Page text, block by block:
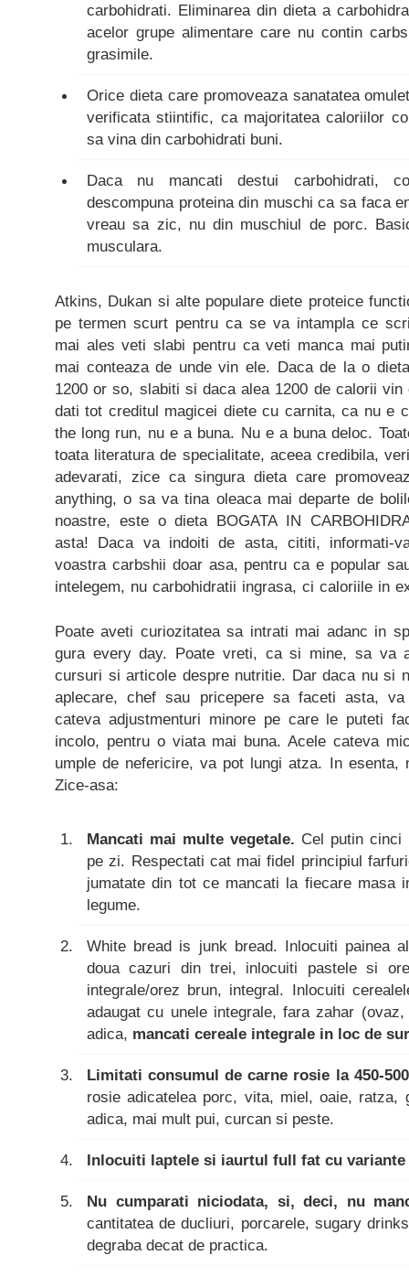
carbohidrati. Eliminarea din dieta a
acelor grupe alimentare care nu contin
grasimile.
Orice dieta care promoveaza sanatatea
verificata stiintific, ca majoritatea caloriilor
sa vina din carbohidrati buni.
Daca nu mancati destui carbohidrati,
descompuna proteina din muschi ca sa faca
vreau sa zic, nu din muschiul de porc.
musculara.
Atkins, Dukan si alte populare diete proteice
pe termen scurt pentru ca se va intampla ce
mai ales veti slabi pentru ca veti manca mai
mai conteaza de unde vin ele. Daca de la o
1200 or so, slabiti si daca alea 1200 de calorii
dati tot creditul magicei diete cu carnita, ca nu e
the long run, nu e a buna. Nu e a buna deloc.
toata literatura de specialitate, aceea credibila,
adevarati, zice ca singura dieta care
anything, o sa va tina oleaca mai departe de
noastre, este o dieta BOGATA IN
asta! Daca va indoiti de asta, cititi, informati-
voastra carbshii doar asa, pentru ca e popular
intelegem, nu carbohidratii ingrasa, ci caloriile in
Poate aveti curiozitatea sa intrati mai adanc in
gura every day. Poate vreti, ca si mine, sa va
cursuri si articole despre nutritie. Dar daca nu si
aplecare, chef sau pricepere sa faceti asta,
cateva adjustmenturi minore pe care le puteti
incolo, pentru o viata mai buna. Acele cateva
umple de nefericire, va pot lungi atza. In
Zice-asa:
Mancati mai multe vegetale. Cel putin cinci
pe zi. Respectati cat mai fidel principiul
jumatate din tot ce mancati la fiecare masa
legume.
White bread is junk bread. Inlocuiti painea
doua cazuri din trei, inlocuiti pastele si
integrale/orez brun, integral. Inlocuiti
adaugat cu unele integrale, fara zahar
adica, mancati cereale integrale in loc de
Limitati consumul de carne rosie la 450-
rosie adicatelea porc, vita, miel, oaie, ratza,
adica, mai mult pui, curcan si peste.
Inlocuiti laptele si iaurtul full fat cu variante
Nu cumparati niciodata, si, deci, nu
cantitatea de ducliuri, porcarele, sugary
degraba decat de practica.